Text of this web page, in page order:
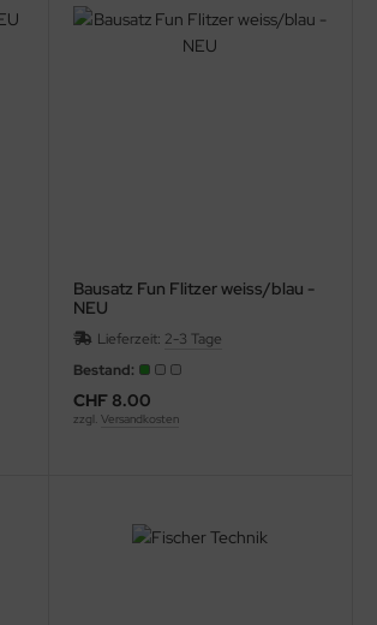
Bausatz Fun Flitzer weiss/blau -
NEU
Lieferzeit: 2-3 Tage
Bestand:
CHF 8.00
zzgl. Versandkosten